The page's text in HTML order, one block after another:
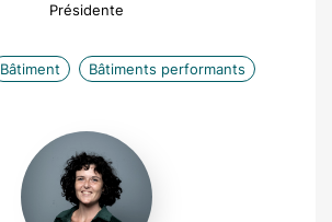
Présidente
Bâtiment Bâtiments performants
Morgane
Moullié-
Chauvet